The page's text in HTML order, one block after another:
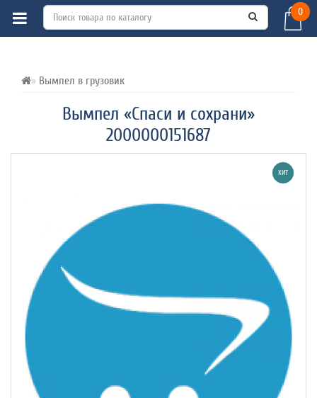
0
Вымпел в грузовик
Вымпел «Спаси и сохрани»
2000000151687
ВСЕ О ТОВАРЕ ХАРАКТЕРИСТИКИ
ХИТ